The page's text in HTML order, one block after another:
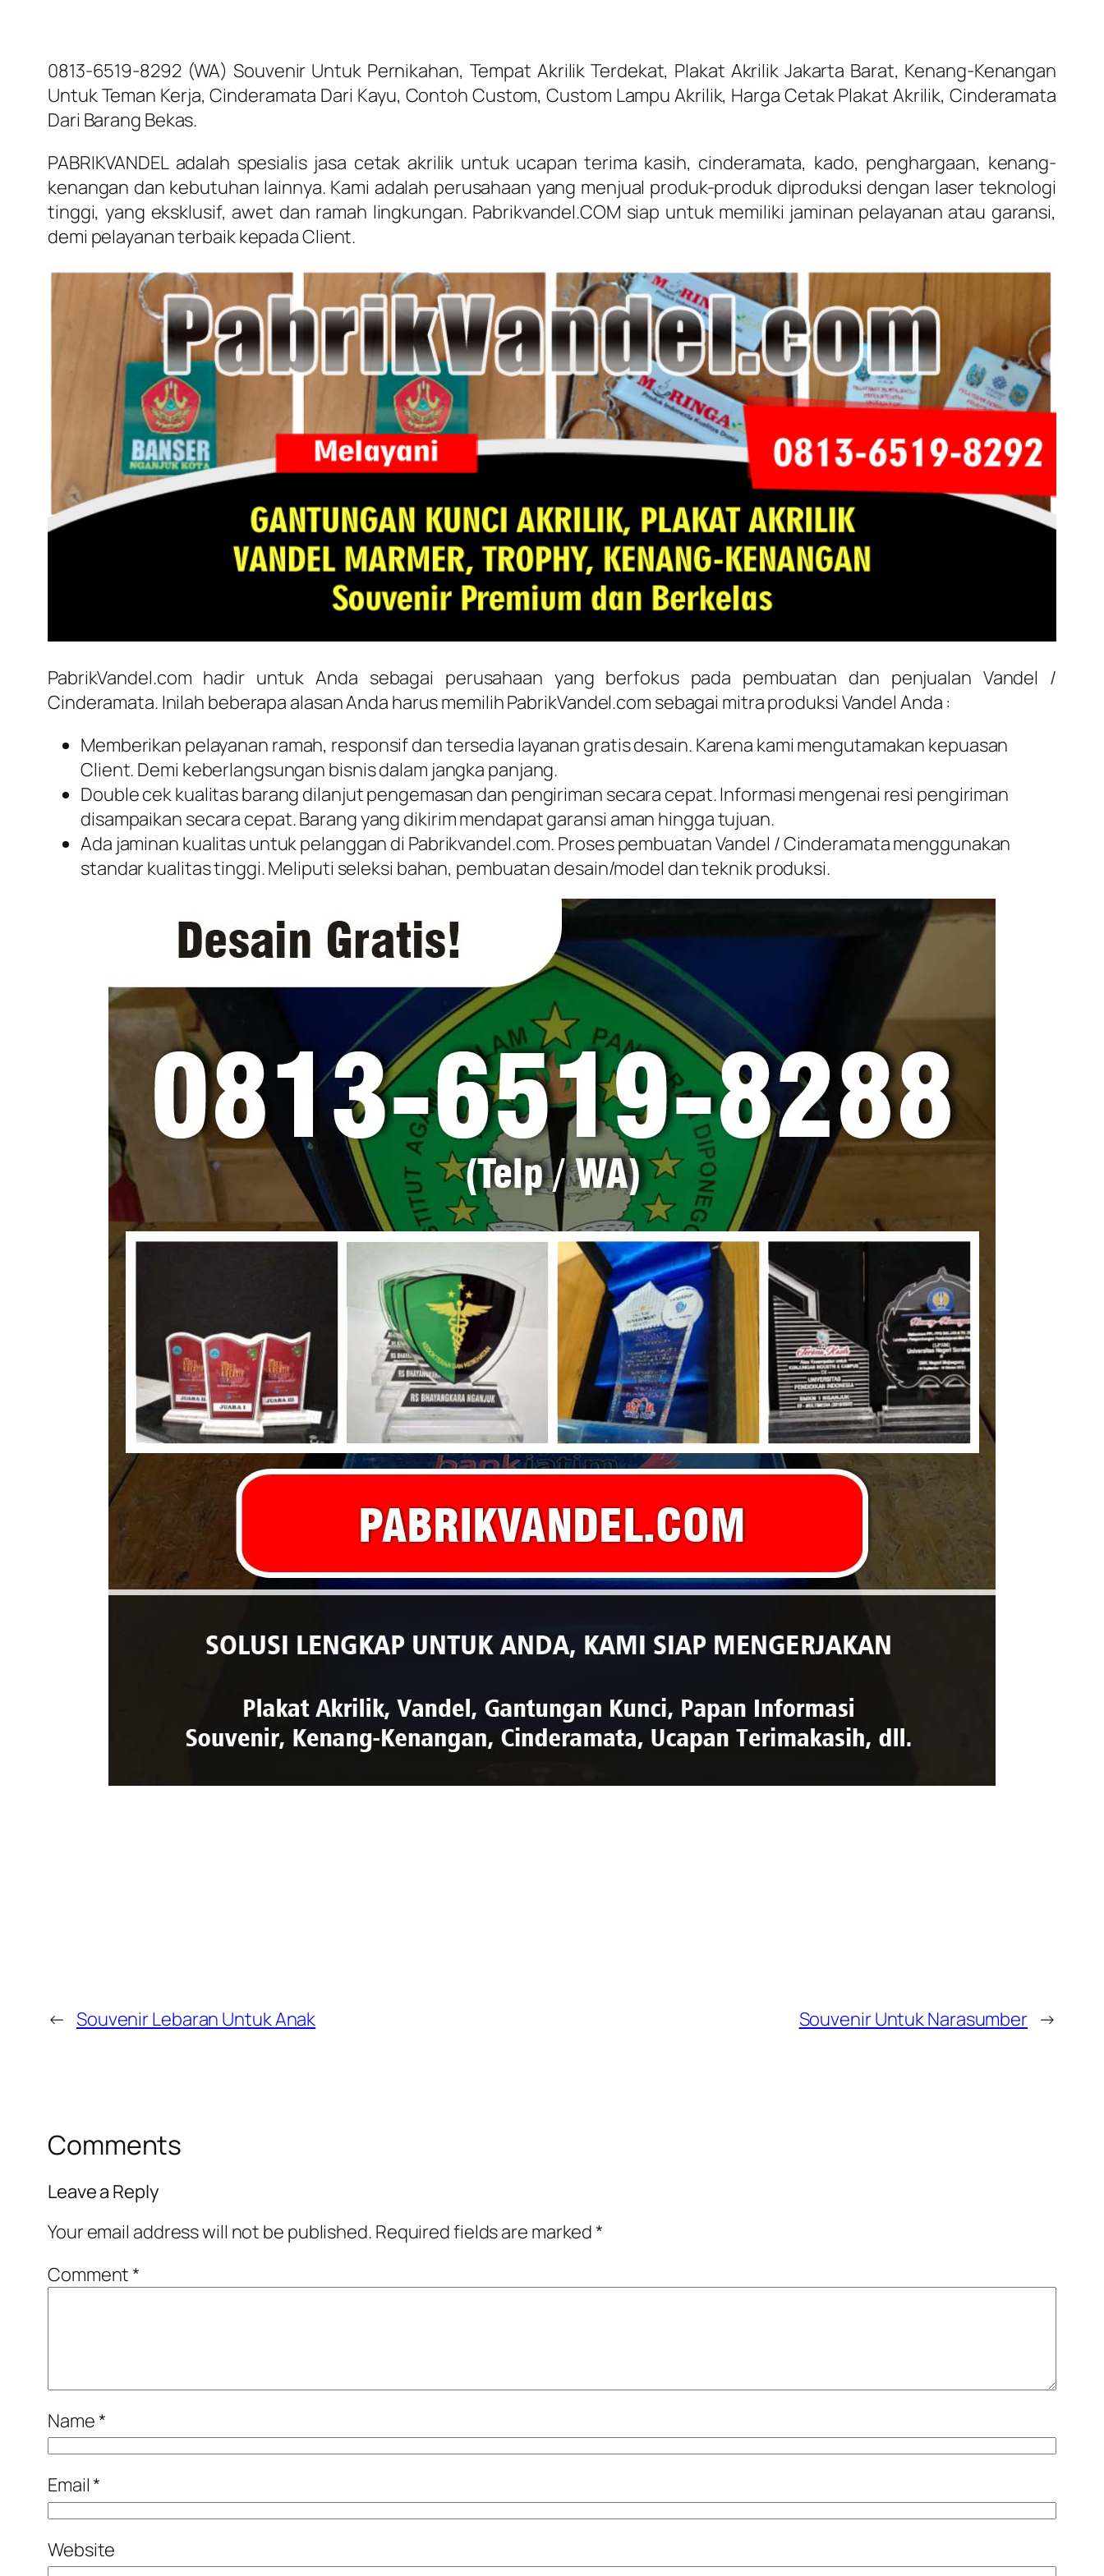
0813-6519-8292 (WA) Souvenir Untuk Pernikahan, Tempat Akrilik Terdekat, Plakat Akrilik Jakarta Barat, Kenang-Kenangan
Untuk Teman Kerja, Cinderamata Dari Kayu, Contoh Custom, Custom Lampu Akrilik, Harga Cetak Plakat Akrilik, Cinderamata
Dari Barang Bekas.
PABRIKVANDEL adalah spesialis jasa cetak akrilik untuk ucapan terima kasih, cinderamata, kado, penghargaan, kenang-
kenangan dan kebutuhan lainnya. Kami adalah perusahaan yang menjual produk-produk diproduksi dengan laser teknologi
tinggi, yang eksklusif, awet dan ramah lingkungan. Pabrikvandel.COM siap untuk memiliki jaminan pelayanan atau garansi,
demi pelayanan terbaik kepada Client.
PabrikVandel.com hadir untuk Anda sebagai perusahaan yang berfokus pada pembuatan dan penjualan Vandel /
Cinderamata. Inilah beberapa alasan Anda harus memilih PabrikVandel.com sebagai mitra produksi Vandel Anda :
Memberikan pelayanan ramah, responsif dan tersedia layanan gratis desain. Karena kami mengutamakan kepuasan
Client. Demi keberlangsungan bisnis dalam jangka panjang.
Double cek kualitas barang dilanjut pengemasan dan pengiriman secara cepat. Informasi mengenai resi pengiriman
disampaikan secara cepat. Barang yang dikirim mendapat garansi aman hingga tujuan.
Ada jaminan kualitas untuk pelanggan di Pabrikvandel.com. Proses pembuatan Vandel / Cinderamata menggunakan
standar kualitas tinggi. Meliputi seleksi bahan, pembuatan desain/model dan teknik produksi.
← Souvenir Lebaran Untuk Anak Souvenir Untuk Narasumber →
Comments
Leave a Reply
Your email address will not be published. Required fields are marked*
Comment*
Name*
Email*
Website